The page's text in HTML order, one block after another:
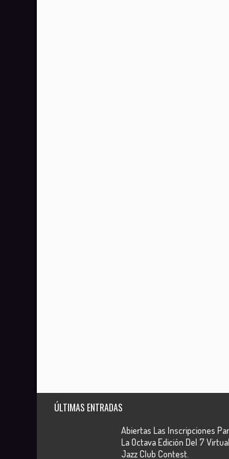
ÚLTIMAS ENTRADAS
Abiertas Las Inscripciones
La Octava Edición Del 7 Virtual
Jazz Club Contest.